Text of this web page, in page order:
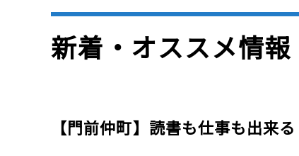
新着・オススメ情報
【門前仲町】読書も仕事も出来